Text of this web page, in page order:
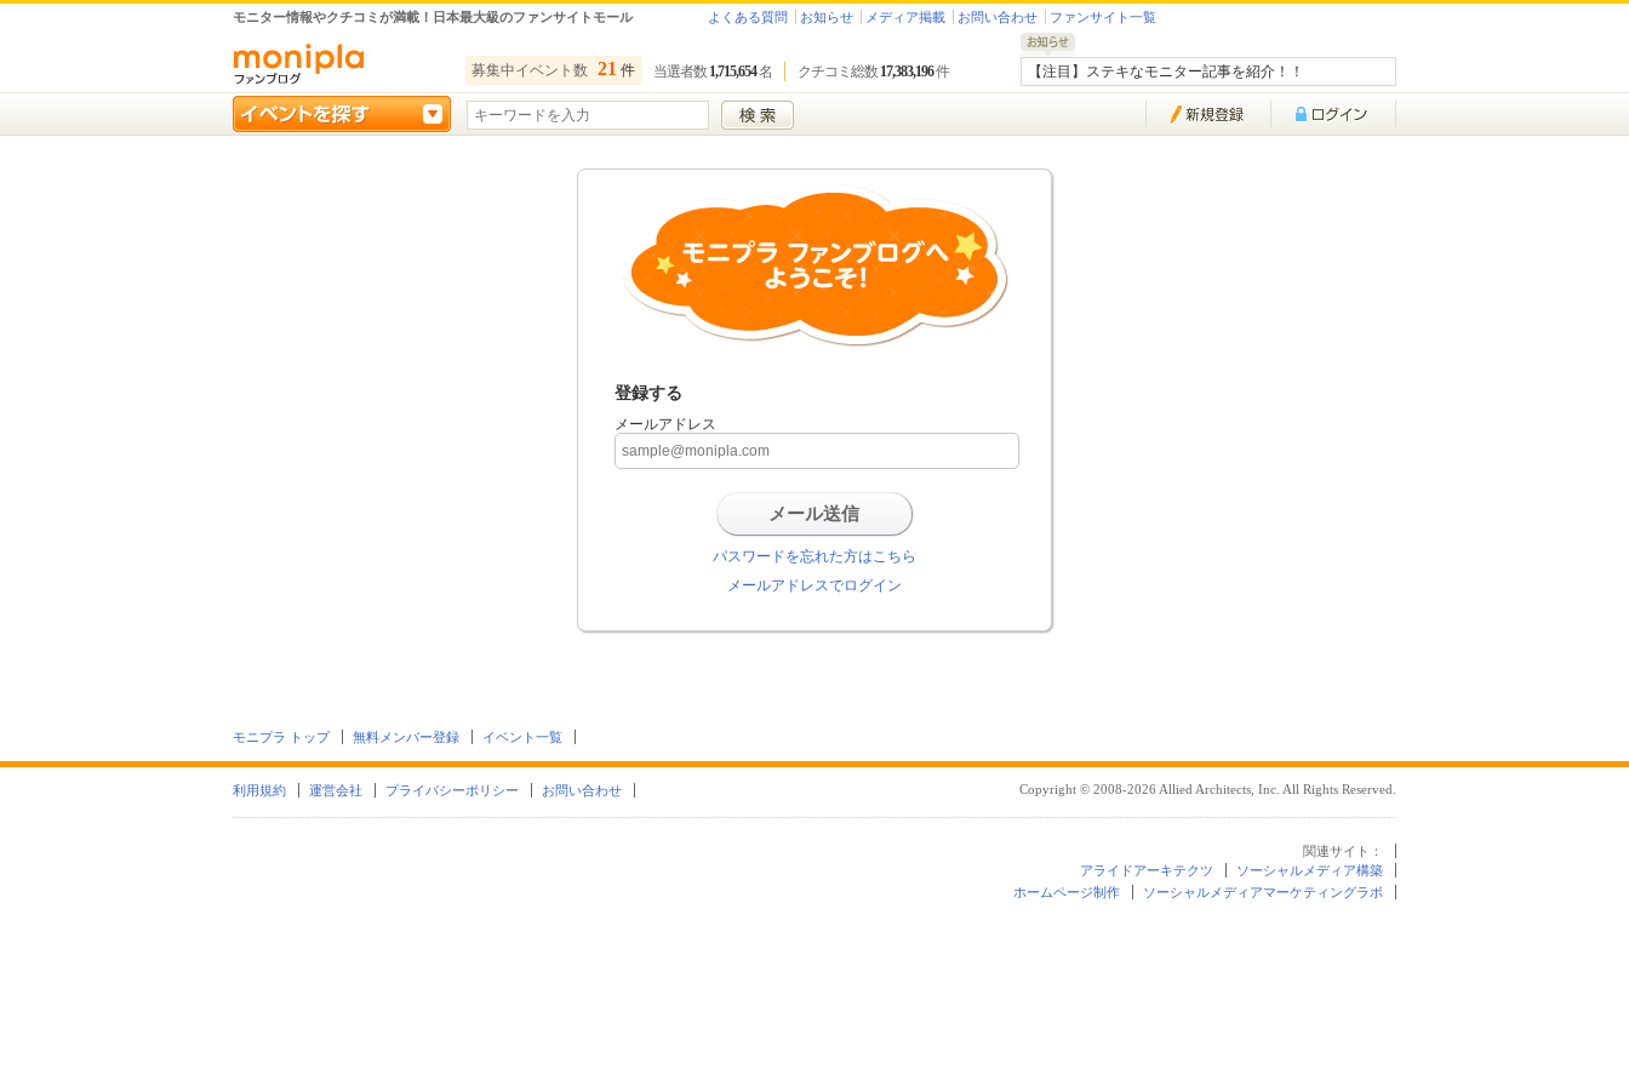
モニター情報やクチコミが満載！日本最大級のファンサイトモール よくある質問 お知らせ メディア掲載 お問い合わせ ファンサイト一覧
【注目】ステキなモニター記事を紹介！！
募集中イベント数 21 件 当選者数 1,715,654名 クチコミ総数 17,383,196件
登録する
メールアドレス
メール送信
パスワードを忘れた方はこちら
メールアドレスでログイン
モニプラ トップ 無料メンバー登録 イベント一覧
利用規約 運営会社 プライバシーポリシー お問い合わせ Copyright © 2008-2026 Allied Architects, Inc. All Rights Reserved.
関連サイト：
アライドアーキテクツ
ソーシャルメディア構築
ホームページ制作
ソーシャルメディアマーケティングラボ